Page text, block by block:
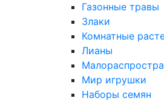
Газонные травы
Злаки
Комнатные
Лианы
Мир игрушки
Наборы семян